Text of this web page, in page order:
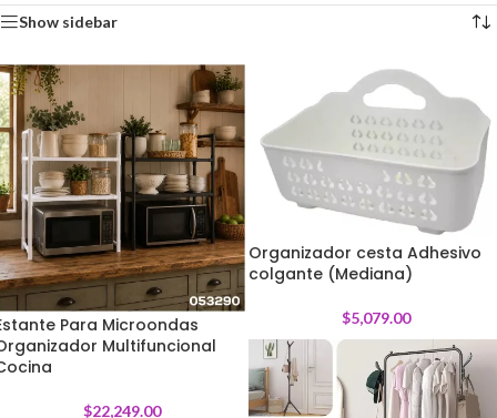
Show sidebar
Para Microondas
Multifuncional
$22,249.00
Organizador cesta Adhesivo
colgante (Mediana)
$5,079.00